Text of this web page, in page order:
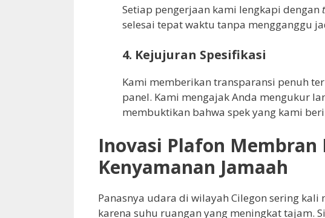
Setiap pengerjaan kami lengkapi dengan
selesai tepat waktu tanpa mengganggu
4. Kejujuran Spesifikasi
Kami memberikan transparansi penuh
panel. Kami mengajak Anda mengukur
membuktikan bahwa spek yang kami
Inovasi Plafon
Kenyamanan Jamaah
Panasnya udara di wilayah Cilegon sering
karena suhu ruangan yang meningkat tajam.